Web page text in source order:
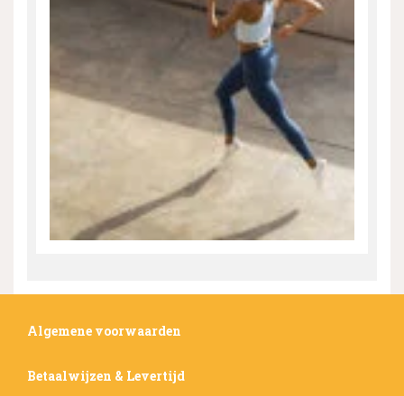
Algemene voorwaarden
Betaalwijzen & Levertijd